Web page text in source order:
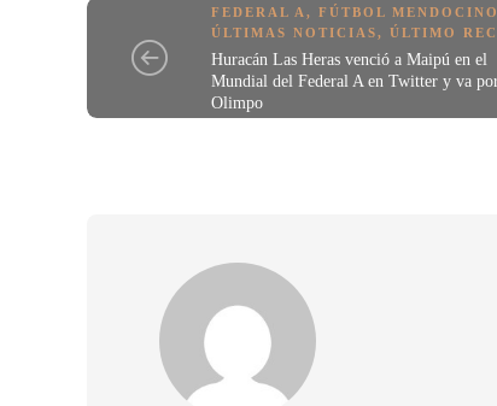
FEDERAL A,FÚTBOL
ÚLTIMAS NOTICIAS,ÚLTIMO
Huracán Las Heras venció a Maipú en el
Mundial del Federal A en Twitter y va
Olimpo